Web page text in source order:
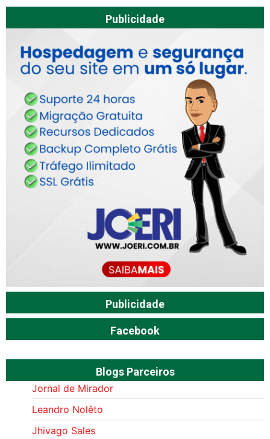
Publicidade
Publicidade
Facebook
Blogs Parceiros
Jornal de Mirador
Leandro Nolêto
Jhivago Sales